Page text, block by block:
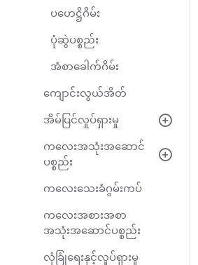
ပဟေဋ္ဌိဂိမ်း
ပုံဆွဲပစ္စည်း
အံစာခေါက်ဂိမ်း
ကျောင်းလွယ်အိတ်
အိမ်ပြင်လှုပ်ရှားမှု
ကလေးအသုံးအဆောင်
ပစ္စည်း
ကလေးသေးခံဂွမ်းကပ်
ကလေးအစားအစာ
အသုံးအဆောင်ပစ္စည်း
လုံခြုံရေးနှင့်လှုပ်ရှားမှု